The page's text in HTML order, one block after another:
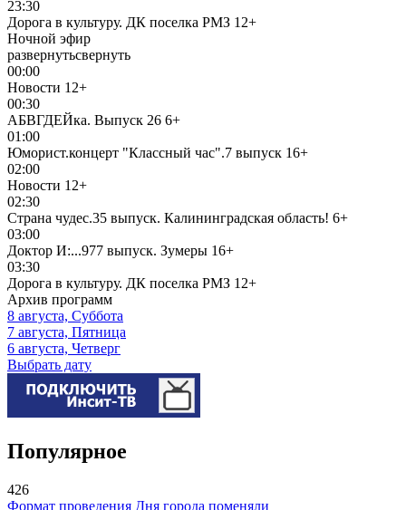
23:30
Дорога в культуру. ДК поселка РМЗ 12+
Ночной эфир
развернутьсвернуть
00:00
Новости 12+
00:30
АБВГДЕЙка. Выпуск 26 6+
01:00
Юморист.концерт "Классный час".7 выпуск 16+
02:00
Новости 12+
02:30
Страна чудес.35 выпуск. Калининградская область! 6+
03:00
Доктор И:...977 выпуск. Зумеры 16+
03:30
Дорога в культуру. ДК поселка РМЗ 12+
Архив программ
8 августа, Суббота
7 августа, Пятница
6 августа, Четверг
Выбрать дату
Популярное
426
Формат проведения Дня города поменяли